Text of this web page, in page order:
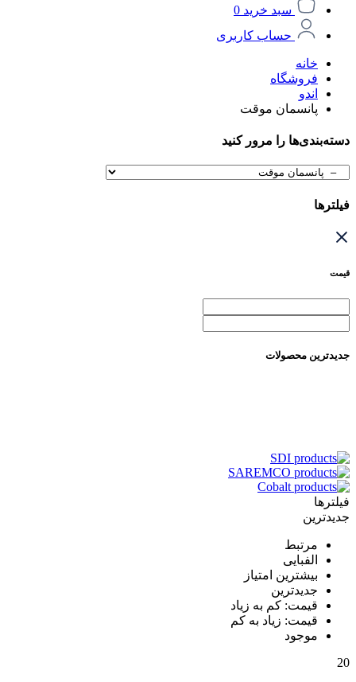
سبد خرید 0
حساب کاربری
خانه
فروشگاه
اندو
پانسمان موقت
دسته‌بندی‌ها را مرور کنید
فیلترها
قیمت
جدیدترین محصولات
فیلترها
جدیدترین
مرتبط
الفبایی
بیشترین امتیاز
جدیدترین
قیمت: کم به زیاد
قیمت: زیاد به کم
موجود
20